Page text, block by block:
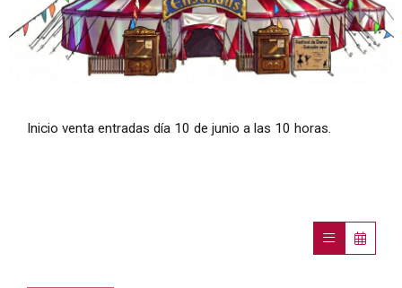
Inicio venta entradas día 10 de junio a las 10 horas.